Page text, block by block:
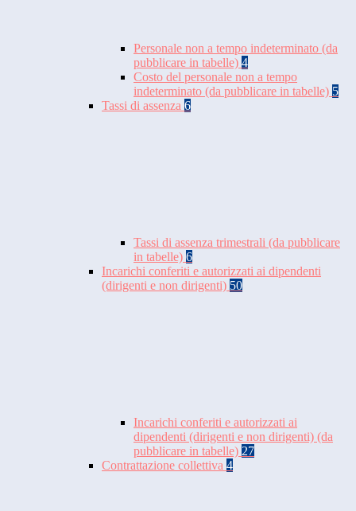
Personale non a tempo indeterminato (da
pubblicare in tabelle) 4
Costo del personale non a tempo
indeterminato (da pubblicare in tabelle) 5
Tassi di assenza 6
Tassi di assenza trimestrali (da pubblicare
in tabelle) 6
Incarichi conferiti e autorizzati ai dipendenti
(dirigenti e non dirigenti) 50
Incarichi conferiti e autorizzati ai
dipendenti (dirigenti e non dirigenti) (da
pubblicare in tabelle) 27
Contrattazione collettiva 4